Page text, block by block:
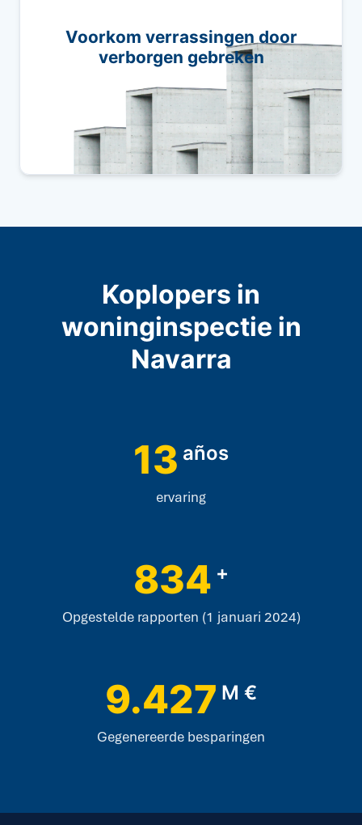
Voorkom verrassingen door
verborgen gebreken
identificeren voordat ze veranderen in
kostbare reparaties.
Koplopers in
woninginspectie in
Navarra
13 años
ervaring
834 +
Opgestelde rapporten (1 januari 2024)
9.427 M €
Gegenereerde besparingen